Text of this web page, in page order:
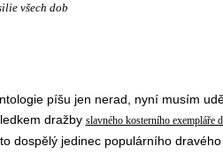
všech dob
píšu jen nerad, nyní musím
dražby slavného kosterního exempláře
dospělý jedinec populárního